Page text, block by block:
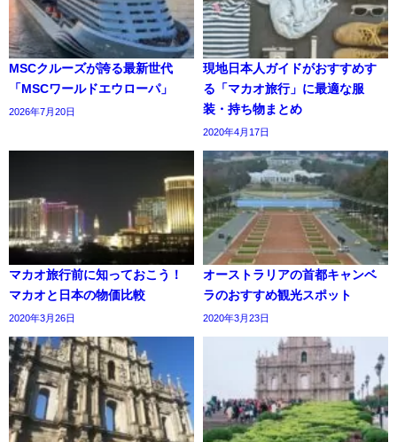
MSCクルーズが誇る最新世代
「MSCワールドエウローパ」
2026年7月20日
現地日本人ガイドがおすすめす
る「マカオ旅行」に最適な服
装・持ち物まとめ
2020年4月17日
マカオ旅行前に知っておこう！
マカオと日本の物価比較
2020年3月26日
オーストラリアの首都キャンベ
ラのおすすめ観光スポット
2020年3月23日